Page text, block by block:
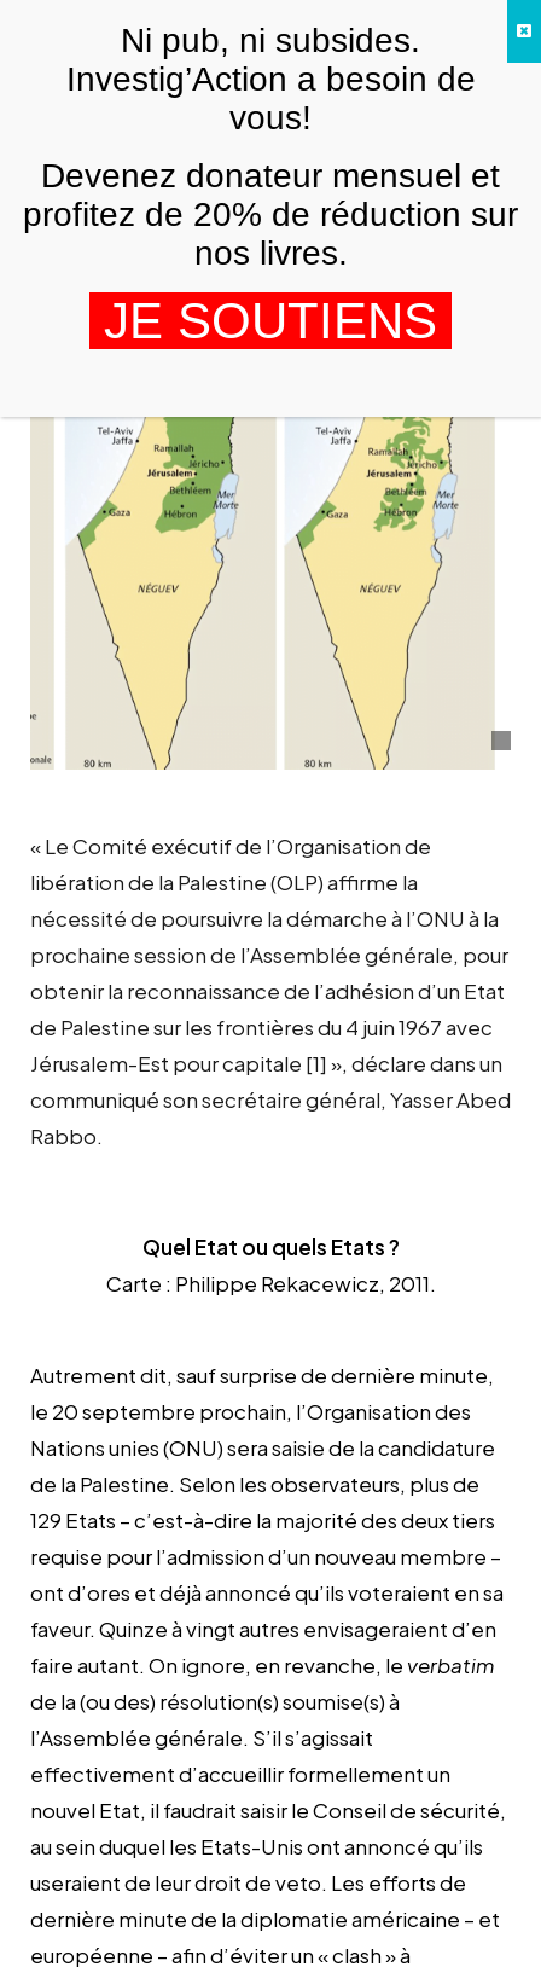
Un Etat palestinien, mais lequel ?
DOMINIQUE VIDAL 14 SEPTEMBRE 2011
« Le Comité exécutif de l’Organisation de
libération de la Palestine (OLP) affirme la
nécessité de poursuivre la démarche à l’ONU à la
prochaine session de l’Assemblée générale, pour
obtenir la reconnaissance de l’adhésion d’un Etat
de Palestine sur les frontières du 4 juin 1967 avec
Jérusalem-Est pour capitale [1] », déclare dans un
communiqué son secrétaire général, Yasser Abed
Rabbo.
Quel Etat ou quels Etats ?
Carte : Philippe Rekacewicz, 2011.
Autrement dit, sauf surprise de dernière minute,
le 20 septembre prochain, l’Organisation des
Nations unies (ONU) sera saisie de la candidature
de la Palestine. Selon les observateurs, plus de
129 Etats – c’est-à-dire la majorité des deux tiers
requise pour l’admission d’un nouveau membre –
ont d’ores et déjà annoncé qu’ils voteraient en sa
faveur. Quinze à vingt autres envisageraient d’en
faire autant. On ignore, en revanche, le verbatim
de la (ou des) résolution(s) soumise(s) à
l’Assemblée générale. S’il s’agissait
effectivement d’accueillir formellement un
nouvel Etat, il faudrait saisir le Conseil de sécurité,
au sein duquel les Etats-Unis ont annoncé qu’ils
useraient de leur droit de veto. Les efforts de
dernière minute de la diplomatie américaine – et
européenne – afin d’éviter un « clash » à
ANALYSES ET TÉMOIGNAGES
FRNi pub, ni subsides.
Investig’Action a besoin de
vous!
Devenez donateur mensuel et
profitez de 20% de réduction sur
nos livres.
JE SOUTIENS